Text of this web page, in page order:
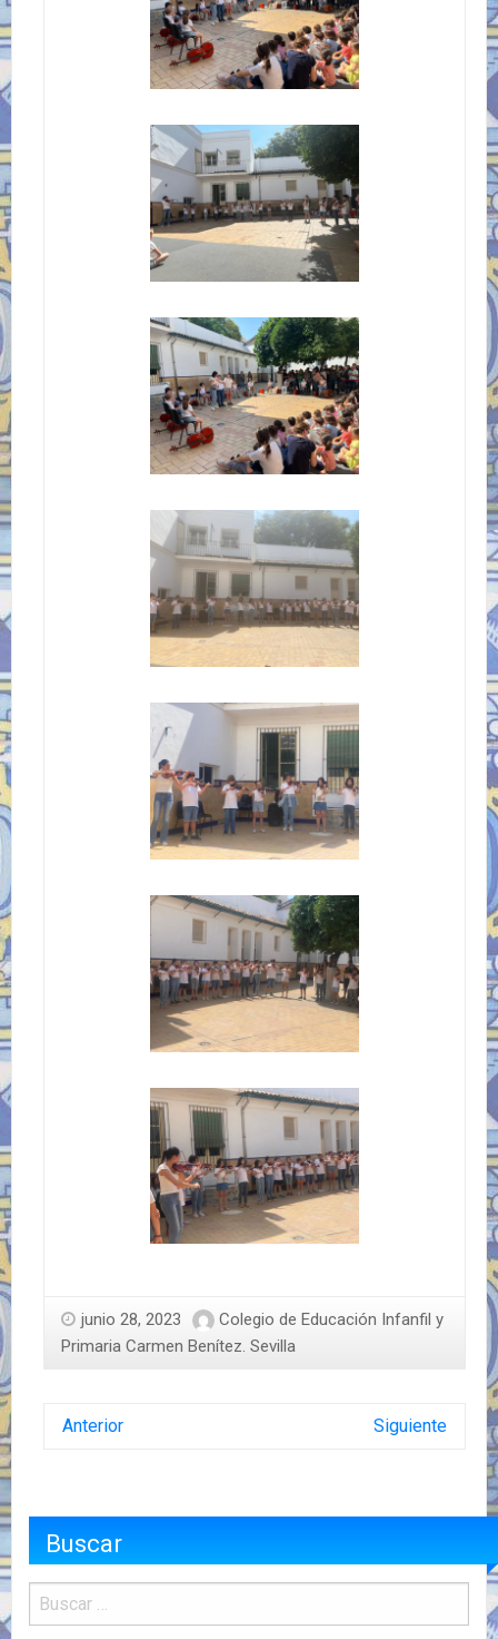
junio 28, 2023
Colegio de Educación Infanfil y
Primaria Carmen Benítez. Sevilla
Anterior Siguiente
Buscar